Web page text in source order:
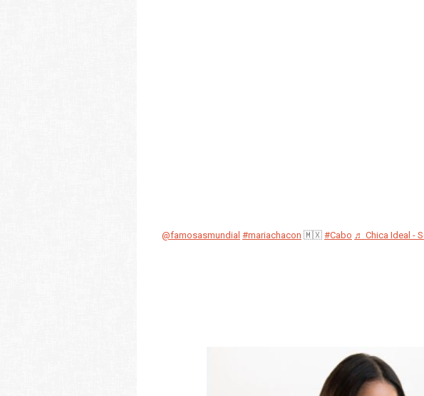
@famosasmundial #mariachacon 🇲🇽 #Cabo ♬ Chica Ideal -